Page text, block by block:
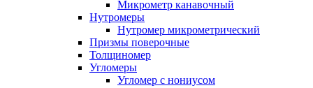
Микрометр канавочный
Нутромеры
Нутромер микрометрический
Призмы поверочные
Толщиномер
Угломеры
Угломер с нониусом